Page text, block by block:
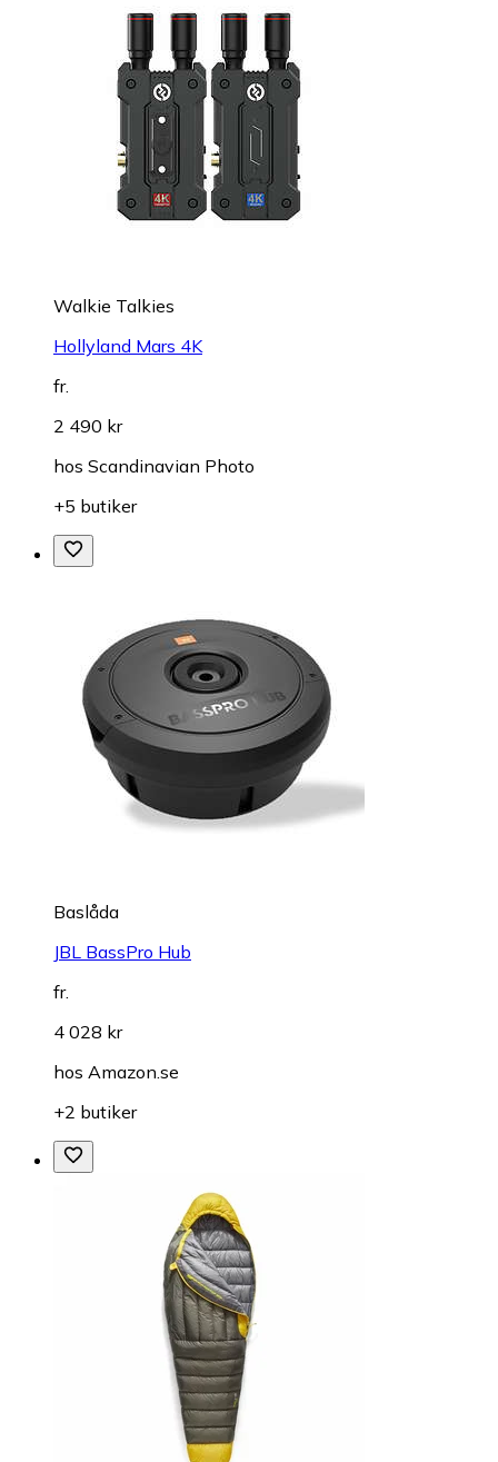
Walkie Talkies
Hollyland Mars 4K
fr.
2 490 kr
hos Scandinavian Photo
+5 butiker
Baslåda
JBL BassPro Hub
fr.
4 028 kr
hos Amazon.se
+2 butiker